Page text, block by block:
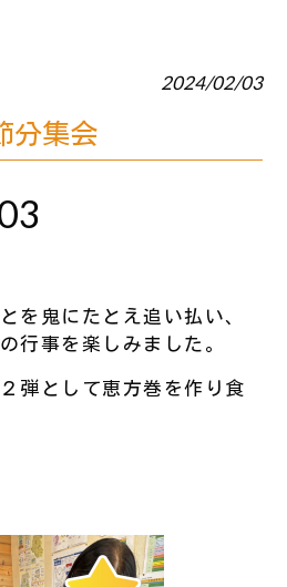
2024/02/03
分集会
を鬼にたとえ追い払い、
行事を楽しみました。
弾として恵方巻を作り食